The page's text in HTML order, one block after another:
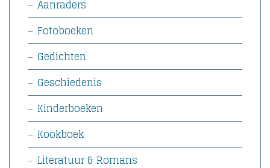
Aanraders
Fotoboeken
Gedichten
Geschiedenis
Kinderboeken
Kookboek
Literatuur & Romans